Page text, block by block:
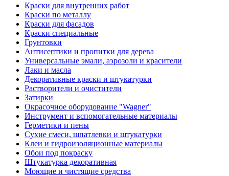
Краски для внутренних работ
Краски по металлу
Краски для фасадов
Краски специальные
Грунтовки
Антисептики и пропитки для дерева
Универсальные эмали, аэрозоли и красители
Лаки и масла
Декоративные краски и штукатурки
Растворители и очистители
Затирки
Окрасочное оборудование "Wagner"
Инструмент и вспомогательные материалы
Герметики и пены
Сухие смеси, шпатлевки и штукатурки
Клеи и гидроизоляционные материалы
Обои под покраску
Штукатурка декоративная
Моющие и чистящие средства